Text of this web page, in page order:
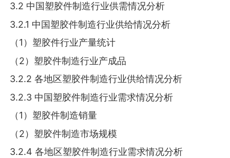
3.2 中国塑胶件制造行业供需情况分析
3.2.1 中国塑胶件制造行业供给情况分析
（1）塑胶件行业产量统计
（2）塑胶件制造行业产成品
3.2.2 各地区塑胶件制造行业供给情况分析
3.2.3 中国塑胶件制造行业需求情况分析
（1）塑胶件制造销量
（2）塑胶件制造市场规模
3.2.4 各地区塑胶件制造行业需求情况分析